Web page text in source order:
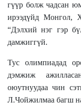
гүүр болж чадсан
ирээдүйд Монгол,
“Дэлхий нэг гэр
дамжиггүй.
Тус олимпиадад
дэмжиж
оюутнуудаа чин
Л.Чойжилмаа багш